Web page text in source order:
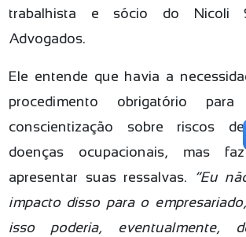
trabalhista e sócio do Nicoli
Advogados.
Ele entende que havia a
procedimento obrigatório
conscientização sobre riscos
doenças ocupacionais, mas
apresentar suas ressalvas.
“Eu
impacto disso para o
isso poderia, eventualmente,